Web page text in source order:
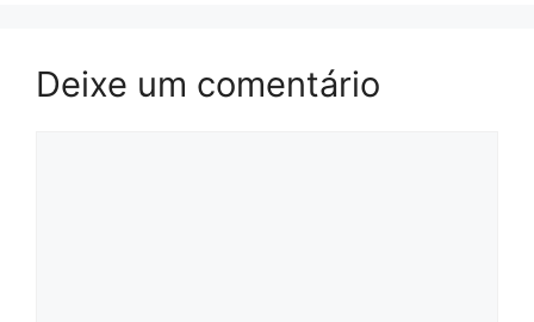
Deixe um comentário